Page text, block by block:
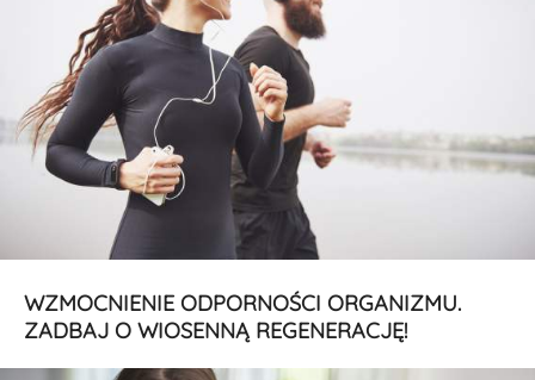
WZMOCNIENIE ODPORNOŚCI ORGANIZMU.
ZADBAJ O WIOSENNĄ REGENERACJĘ!